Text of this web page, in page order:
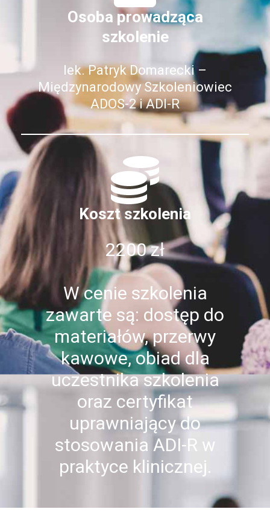
Osoba prowadząca
szkolenie
lek. Patryk Domarecki –
Międzynarodowy Szkoleniowiec
ADOS-2 i ADI-R
Koszt szkolenia
2200 zł
W cenie szkolenia
zawarte są: dostęp do
materiałów, przerwy
kawowe, obiad dla
uczestnika szkolenia
oraz certyfikat
uprawniający do
stosowania ADI-R w
praktyce klinicznej.